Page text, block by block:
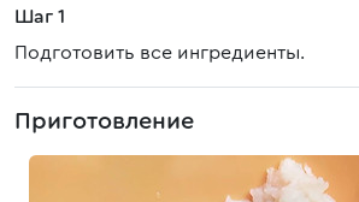
Шаг 1
Подготовить все ингредиенты.
Приготовление